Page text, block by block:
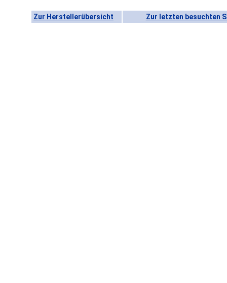
Zur Herstellerübersicht Zur letzten besuchten